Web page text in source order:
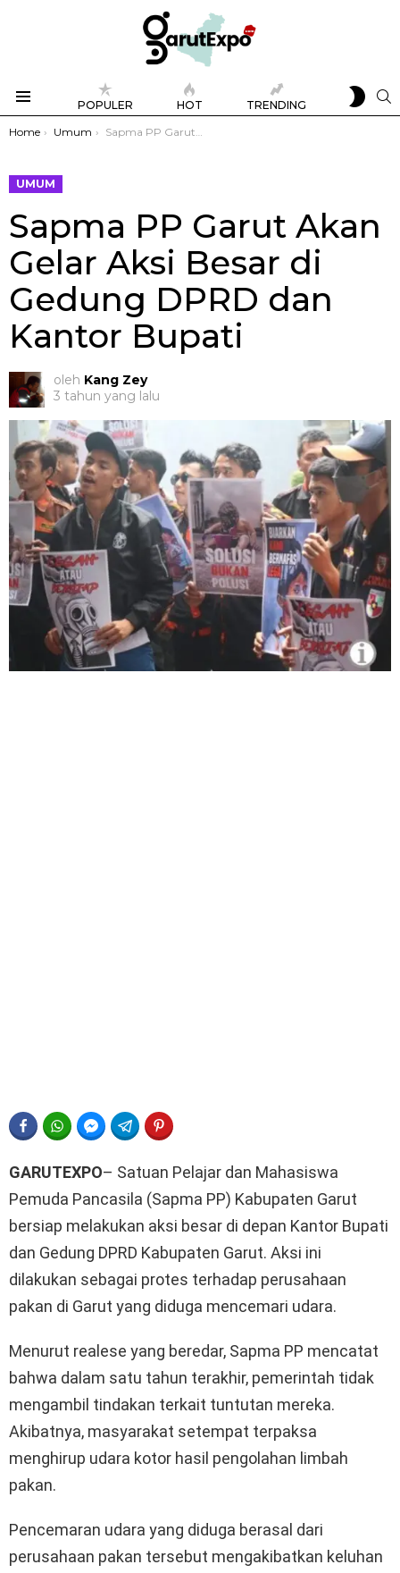
POPULER HOT TRENDING
SKIN
You are here:
Home Umum Sapma PP Garut Akan Gelar Aksi Besar di Gedung DPRD dan Kantor Bupati
UMUM
Sapma PP Garut Akan
Gelar Aksi Besar di
Gedung DPRD dan
Kantor Bupati
oleh Kang Zey
3 tahun yang lalu
FACEBOOKWHATSAPPFACEBOOK MESSENGER
TELEGRAM
GARUTEXPO– Satuan Pelajar dan Mahasiswa
Pemuda Pancasila (Sapma PP) Kabupaten Garut
bersiap melakukan aksi besar di depan Kantor Bupati
dan Gedung DPRD Kabupaten Garut. Aksi ini
dilakukan sebagai protes terhadap perusahaan
pakan di Garut yang diduga mencemari udara.
Menurut realese yang beredar, Sapma PP mencatat
bahwa dalam satu tahun terakhir, pemerintah tidak
mengambil tindakan terkait tuntutan mereka.
Akibatnya, masyarakat setempat terpaksa
menghirup udara kotor hasil pengolahan limbah
pakan.
Pencemaran udara yang diduga berasal dari
perusahaan pakan tersebut mengakibatkan keluhan